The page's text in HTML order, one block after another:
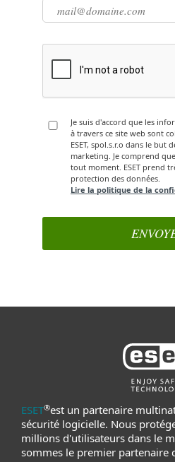
Je suis d'accord que les
à travers ce site web sont
ESET, spol.s.r.o dans le but
marketing. Je comprend
tout moment. ESET prend
protection des données.
Lire la politique de la
ESET®est un partenaire
sécurité logicielle. Nous
millions d'utilisateurs dans le
sommes le premier partenaire